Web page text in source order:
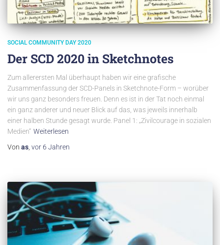
SOCIAL COMMUNITY DAY 2020
Der SCD 2020 in Sketchnotes
Zum allerersten Mal überhaupt haben wir eine grafische
Zusammenfassung der SCD-Panels in Sketchnote-Form – worüber
wir uns ganz besonders freuen. Denn es ist in der Tat noch einmal
ein ganz anderer und neuer Blick auf das, was jeweils innerhalb
einer halben Stunde gesagt wurde. Panel 1: „Zivilcourage in sozialen
Medien“ Weiterlesen
Von as, vor 6 Jahren